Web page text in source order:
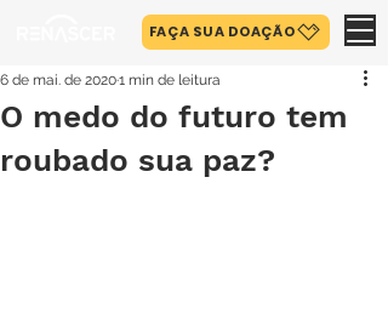
FAÇA SUA DOAÇÃO
O medo do futuro tem
roubado sua paz?
6 de mai. de 20201 min de leitura